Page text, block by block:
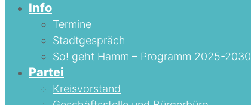
Info
Termine
Stadtgespräch
So! geht Hamm – Programm 2025-2030
Partei
Kreisvorstand